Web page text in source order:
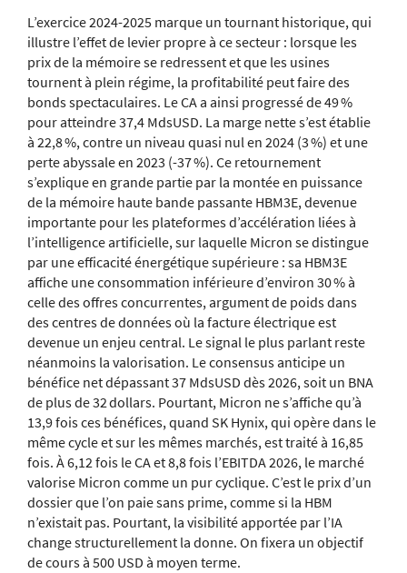
L’exercice 2024-2025 marque un tournant historique, qui
illustre l’effet de levier propre à ce secteur : lorsque les
prix de la mémoire se redressent et que les usines
tournent à plein régime, la profitabilité peut faire des
bonds spectaculaires. Le CA a ainsi progressé de 49 %
pour atteindre 37,4 MdsUSD. La marge nette s’est établie
à 22,8 %, contre un niveau quasi nul en 2024 (3 %) et une
perte abyssale en 2023 (-37 %). Ce retournement
s’explique en grande partie par la montée en puissance
de la mémoire haute bande passante HBM3E, devenue
importante pour les plateformes d’accélération liées à
l’intelligence artificielle, sur laquelle Micron se distingue
par une efficacité énergétique supérieure : sa HBM3E
affiche une consommation inférieure d’environ 30 % à
celle des offres concurrentes, argument de poids dans
des centres de données où la facture électrique est
devenue un enjeu central. Le signal le plus parlant reste
néanmoins la valorisation. Le consensus anticipe un
bénéfice net dépassant 37 MdsUSD dès 2026, soit un BNA
de plus de 32 dollars. Pourtant, Micron ne s’affiche qu’à
13,9 fois ces bénéfices, quand SK Hynix, qui opère dans le
même cycle et sur les mêmes marchés, est traité à 16,85
fois. À 6,12 fois le CA et 8,8 fois l’EBITDA 2026, le marché
valorise Micron comme un pur cyclique. C’est le prix d’un
dossier que l’on paie sans prime, comme si la HBM
n’existait pas. Pourtant, la visibilité apportée par l’IA
change structurellement la donne. On fixera un objectif
de cours à 500 USD à moyen terme.